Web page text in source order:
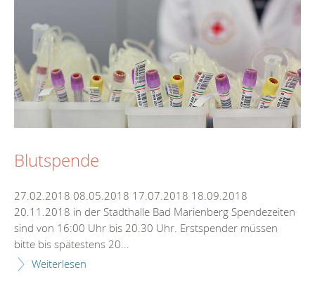
Blutspende
27.02.2018 08.05.2018 17.07.2018 18.09.2018
20.11.2018 in der Stadthalle Bad Marienberg Spendezeiten
sind von 16:00 Uhr bis 20.30 Uhr. Erstspender müssen
bitte bis spätestens 20...
Weiterlesen